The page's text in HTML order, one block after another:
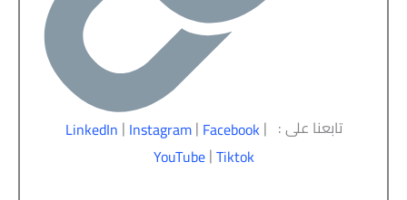
تابعنا على : LinkedIn | Instagram| Facebook|
YouTube|Tiktok